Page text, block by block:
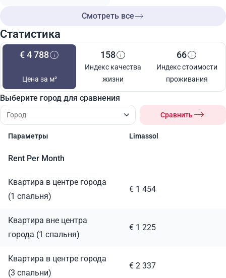
Смотреть все
Статистика
€ 4 788
Цена за м²
158
Индекс качества
жизни
66
Индекс стоимости
проживания
Выберите город для сравнения
Сравнить
Параметры Limassol
Rent Per Month
Квартира в центре города
(1 спальня)
€ 1 454
Квартира вне центра
города (1 спальня)
€ 1 225
Квартира в центре города
(3 спальни)
€ 2 337